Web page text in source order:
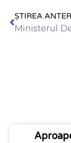
ȘTIREA